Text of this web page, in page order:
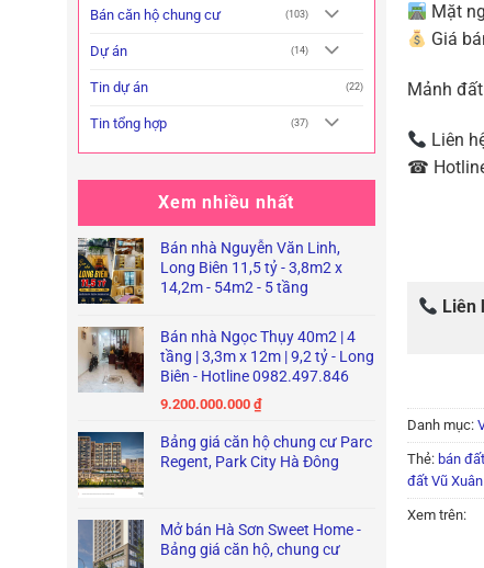
Bán căn hộ chung cư (103)
Dự án (14)
Tin dự án (22)
Tin tổng hợp (37)
Xem nhiều nhất
Bán nhà Nguyễn Văn Linh,
Long Biên 11,5 tỷ - 3,8m2 x
14,2m - 54m2 - 5 tầng
Bán nhà Ngọc Thụy 40m2 | 4
tầng | 3,3m x 12m | 9,2 tỷ - Long
Biên - Hotline 0982.497.846
9.200.000.000 ₫
Bảng giá căn hộ chung cư Parc
Regent, Park City Hà Đông
Mở bán Hà Sơn Sweet Home -
Bảng giá căn hộ, chung cư
Mặt
Giá
Mảnh
Liên
☎
Liên
Danh mục:
Thẻ: bán
đất Vũ
Xem trên: